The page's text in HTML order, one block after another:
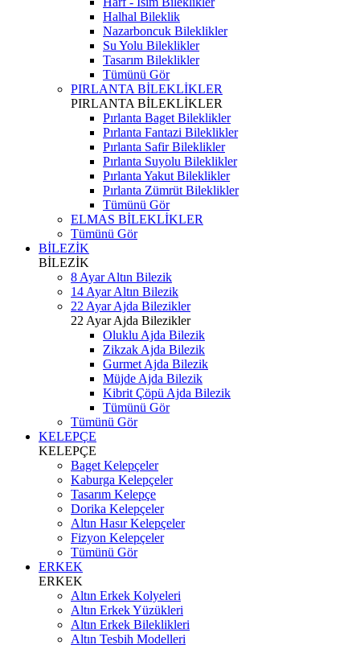
Halhal Bileklik
Nazarboncuk Bileklikler
Su Yolu Bileklikler
Tasarım Bileklikler
Tümünü Gör
PIRLANTA BİLEKLİKLER
PIRLANTA BİLEKLİKLER
Pırlanta Baget Bileklikler
Pırlanta Fantazi Bileklikler
Pırlanta Safir Bileklikler
Pırlanta Suyolu Bileklikler
Pırlanta Yakut Bileklikler
Pırlanta Zümrüt Bileklikler
Tümünü Gör
ELMAS BİLEKLİKLER
Tümünü Gör
BİLEZİK
BİLEZİK
8 Ayar Altın Bilezik
14 Ayar Altın Bilezik
22 Ayar Ajda Bilezikler
22 Ayar Ajda Bilezikler
Oluklu Ajda Bilezik
Zikzak Ajda Bilezik
Gurmet Ajda Bilezik
Müjde Ajda Bilezik
Kibrit Çöpü Ajda Bilezik
Tümünü Gör
Tümünü Gör
KELEPÇE
KELEPÇE
Baget Kelepçeler
Kaburga Kelepçeler
Tasarım Kelepçe
Dorika Kelepçeler
Altın Hasır Kelepçeler
Fizyon Kelepçeler
Tümünü Gör
ERKEK
ERKEK
Altın Erkek Kolyeleri
Altın Erkek Yüzükleri
Altın Erkek Bileklikleri
Altın Tesbih Modelleri